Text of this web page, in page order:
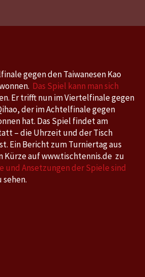
12.6.-18.6.2023
gegen den Taiwanesen Kao
Das Spiel kann man sich
Er trifft nun im Viertelfinale gegen
der im Achtelfinale gegen
hat. Das Spiel findet am
– die Uhrzeit und der Tisch
Ein Bericht zum Turniertag aus
Kürze auf www.tischtennis.de zu
und Ansetzungen der Spiele sind
sehen.